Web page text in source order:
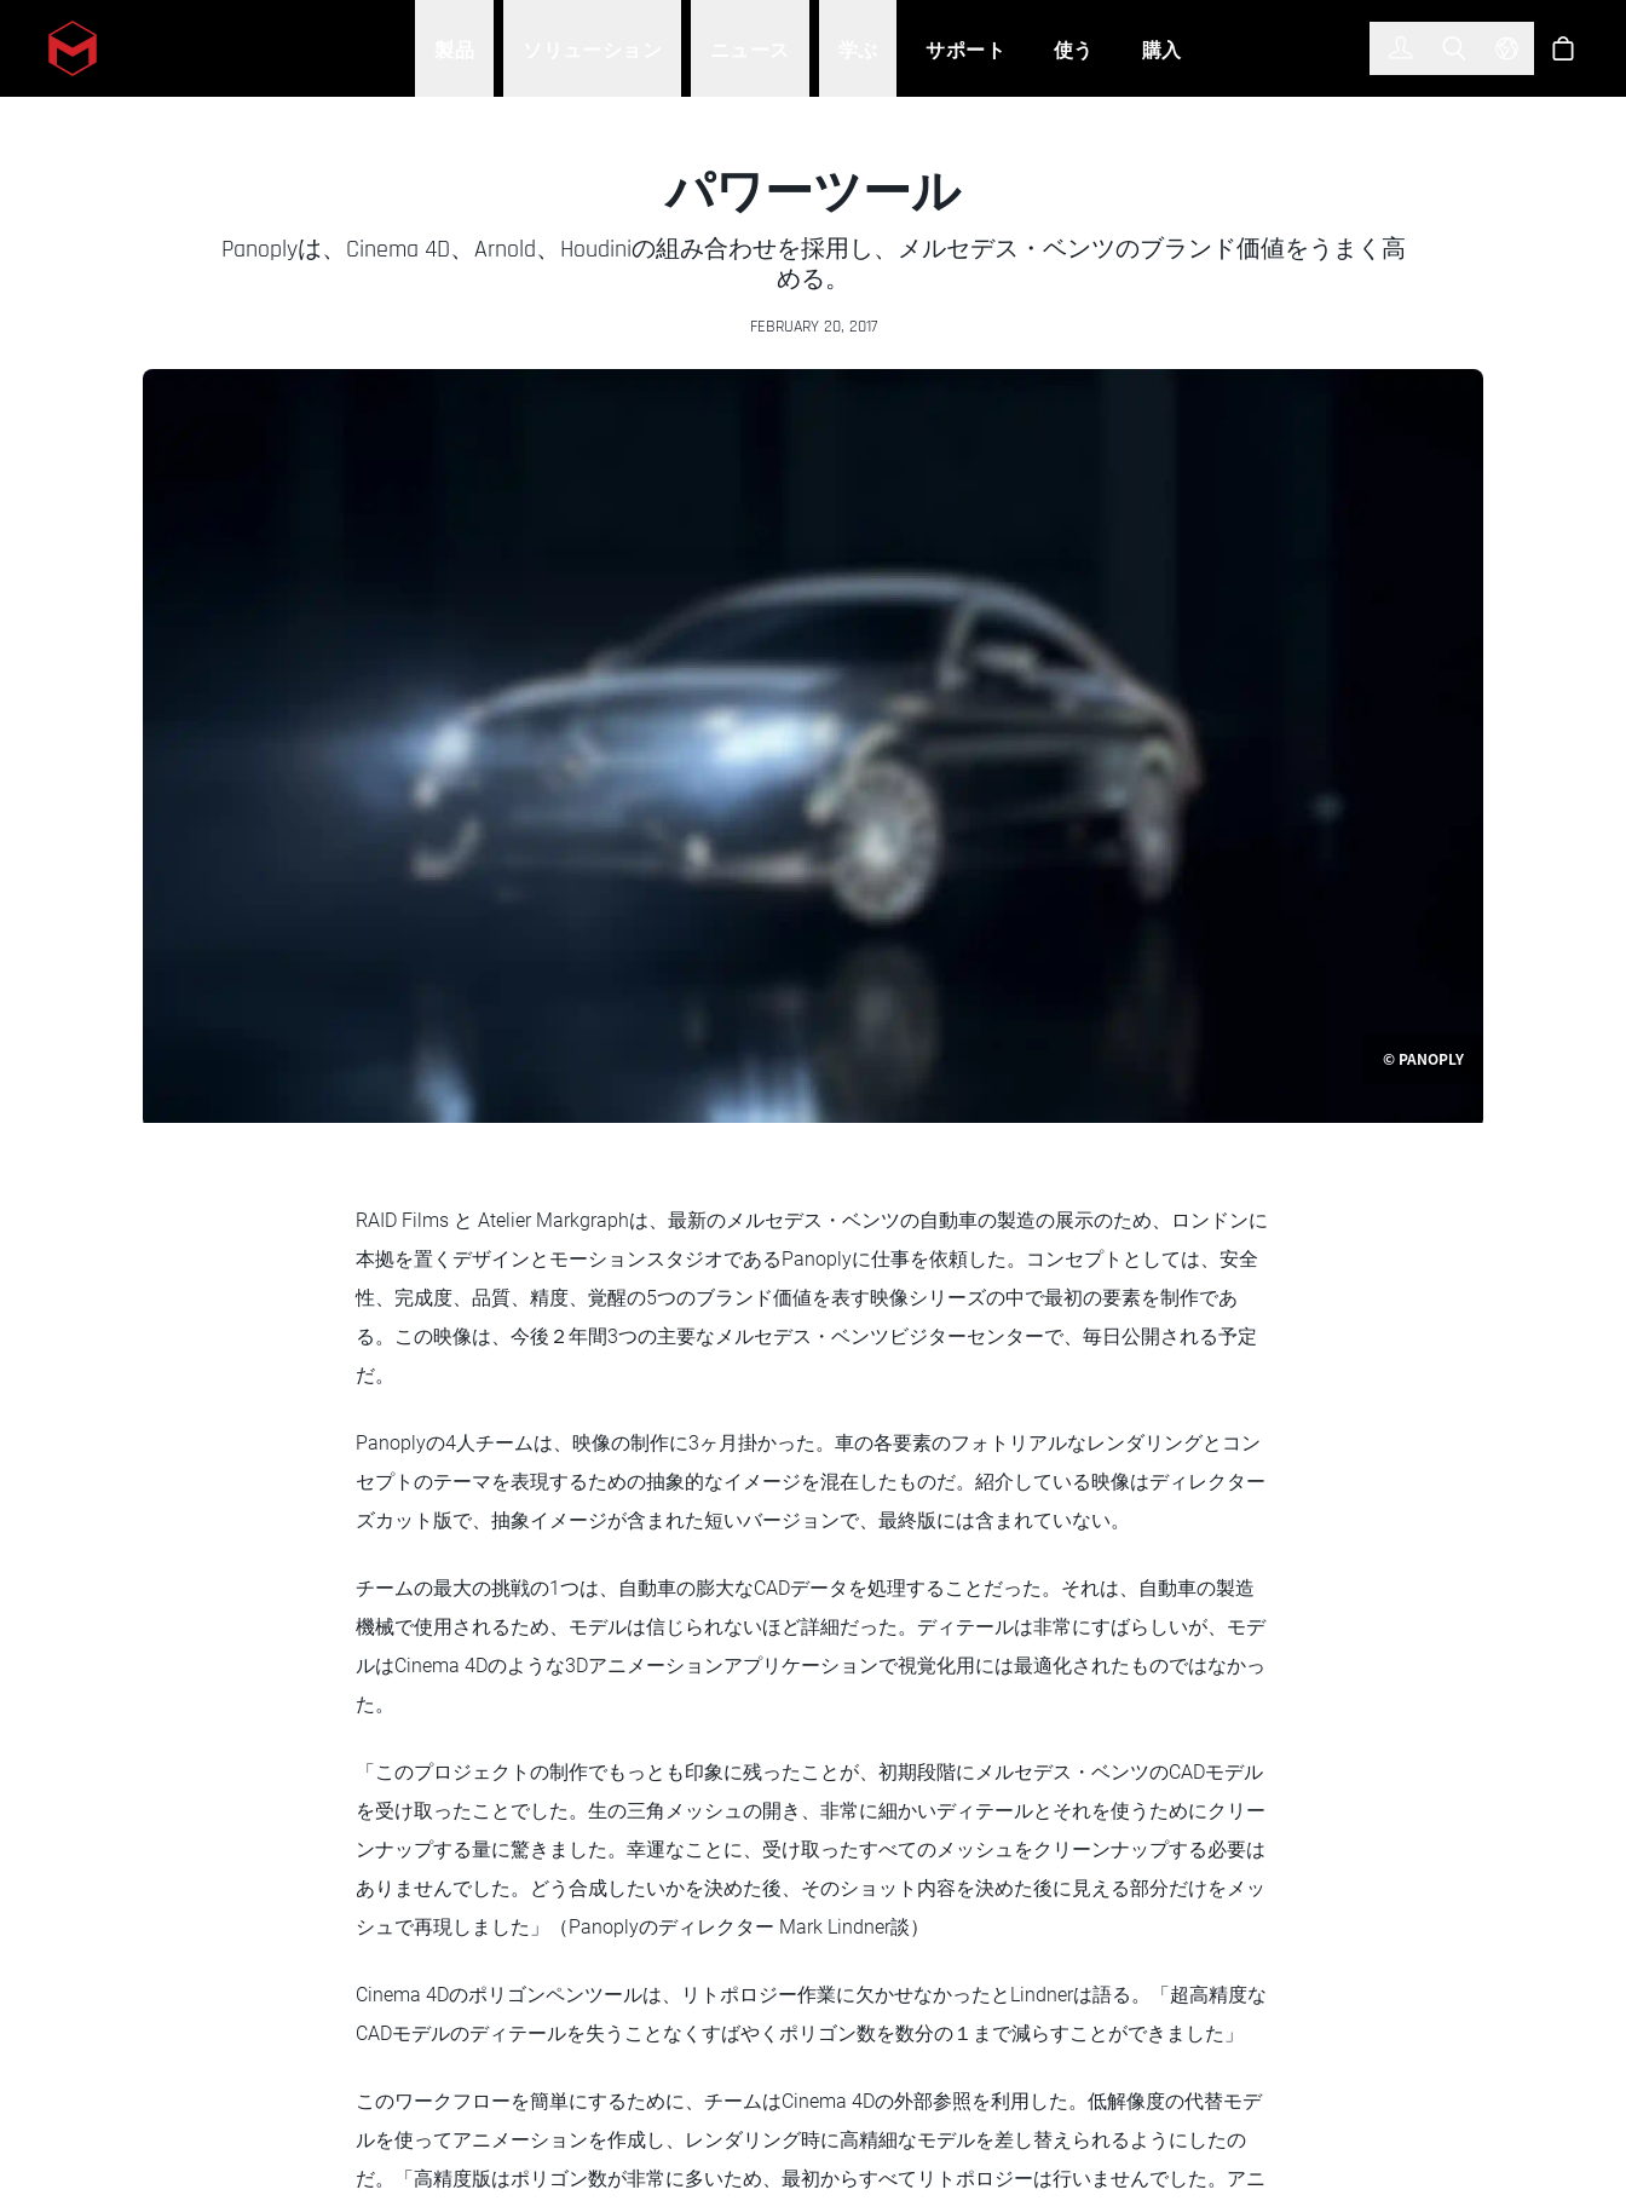
Skip to main content サポート 使う 購入 Toggle Search
Selectショッ
© PANOPLY
パワーツール
Panoplyは、Cinema 4D、Arnold、Houdiniの組み合わせを採用し、メルセデス・ベンツのブランド価値をうまく高
める。
FEBRUARY 20, 2017
RAID Films と Atelier Markgraphは、最新のメルセデス・ベンツの自動車の製造の展示のため、ロンドンに
本拠を置くデザインとモーションスタジオであるPanoplyに仕事を依頼した。コンセプトとしては、安全
性、完成度、品質、精度、覚醒の5つのブランド価値を表す映像シリーズの中で最初の要素を制作であ
る。この映像は、今後２年間3つの主要なメルセデス・ベンツビジターセンターで、毎日公開される予定
だ。
Panoplyの4人チームは、映像の制作に3ヶ月掛かった。車の各要素のフォトリアルなレンダリングとコン
セプトのテーマを表現するための抽象的なイメージを混在したものだ。紹介している映像はディレクター
ズカット版で、抽象イメージが含まれた短いバージョンで、最終版には含まれていない。
チームの最大の挑戦の1つは、自動車の膨大なCADデータを処理することだった。それは、自動車の製造
機械で使用されるため、モデルは信じられないほど詳細だった。ディテールは非常にすばらしいが、モデ
ルはCinema 4Dのような3Dアニメーションアプリケーションで視覚化用には最適化されたものではなかっ
た。
「このプロジェクトの制作でもっとも印象に残ったことが、初期段階にメルセデス・ベンツのCADモデル
を受け取ったことでした。生の三角メッシュの開き、非常に細かいディテールとそれを使うためにクリー
ンナップする量に驚きました。幸運なことに、受け取ったすべてのメッシュをクリーンナップする必要は
ありませんでした。どう合成したいかを決めた後、そのショット内容を決めた後に見える部分だけをメッ
シュで再現しました」（Panoplyのディレクター Mark Lindner談）
Cinema 4Dのポリゴンペンツールは、リトポロジー作業に欠かせなかったとLindnerは語る。「超高精度な
CADモデルのディテールを失うことなくすばやくポリゴン数を数分の１まで減らすことができました」
このワークフローを簡単にするために、チームはCinema 4Dの外部参照を利用した。低解像度の代替モデ
ルを使ってアニメーションを作成し、レンダリング時に高精細なモデルを差し替えられるようにしたの
だ。「高精度版はポリゴン数が非常に多いため、最初からすべてリトポロジーは行いませんでした。アニ